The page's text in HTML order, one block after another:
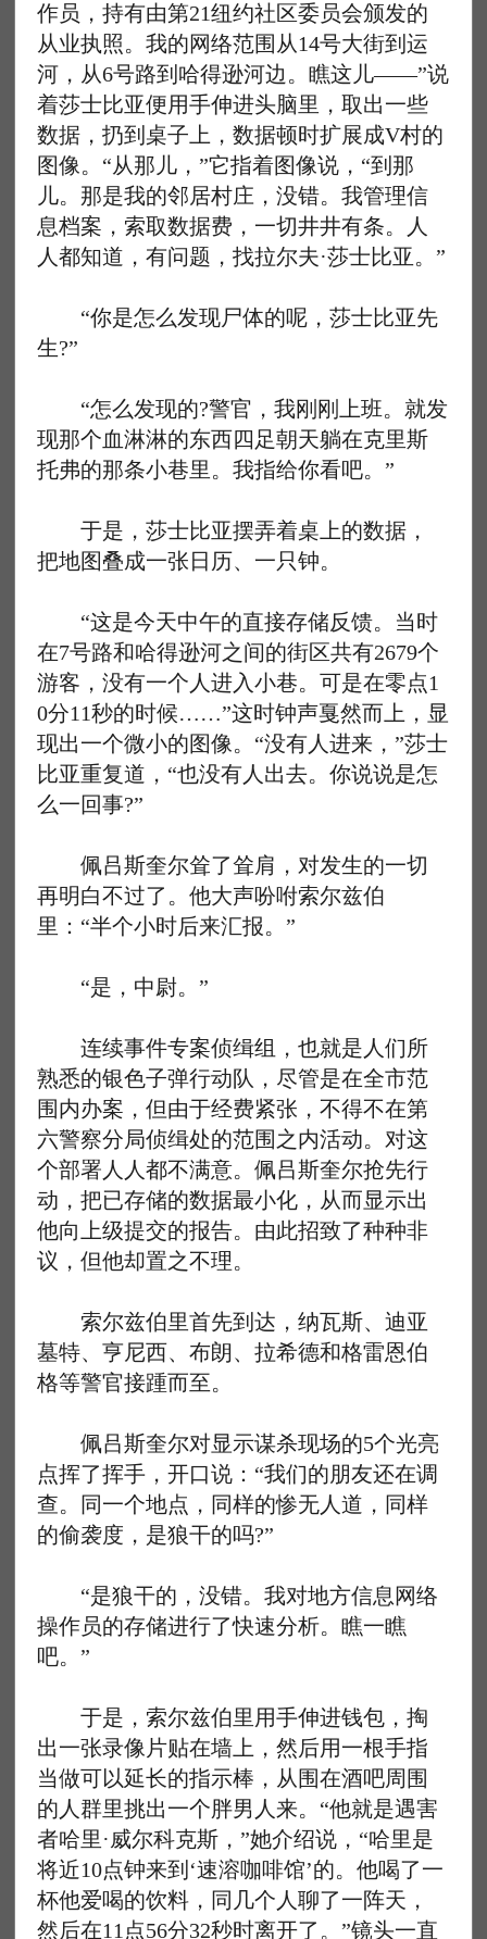
作员，持有由第21纽约社区委员会颁发的
从业执照。我的网络范围从14号大街到运
河，从6号路到哈得逊河边。瞧这儿——”说
着莎士比亚便用手伸进头脑里，取出一些
数据，扔到桌子上，数据顿时扩展成V村的
图像。“从那儿，”它指着图像说，“到那
儿。那是我的邻居村庄，没错。我管理信
息档案，索取数据费，一切井井有条。人
人都知道，有问题，找拉尔夫·莎士比亚。”
“你是怎么发现尸体的呢，莎士比亚先
生?”
“怎么发现的?警官，我刚刚上班。就发
现那个血淋淋的东西四足朝天躺在克里斯
托弗的那条小巷里。我指给你看吧。”
于是，莎士比亚摆弄着桌上的数据，
把地图叠成一张日历、一只钟。
“这是今天中午的直接存储反馈。当时
在7号路和哈得逊河之间的街区共有2679个
游客，没有一个人进入小巷。可是在零点1
0分11秒的时候……”这时钟声戛然而上，显
现出一个微小的图像。“没有人进来，”莎士
比亚重复道，“也没有人出去。你说说是怎
么一回事?”
佩吕斯奎尔耸了耸肩，对发生的一切
再明白不过了。他大声吩咐索尔兹伯
里：“半个小时后来汇报。”
“是，中尉。”
连续事件专案侦缉组，也就是人们所
熟悉的银色子弹行动队，尽管是在全市范
围内办案，但由于经费紧张，不得不在第
六警察分局侦缉处的范围之内活动。对这
个部署人人都不满意。佩吕斯奎尔抢先行
动，把已存储的数据最小化，从而显示出
他向上级提交的报告。由此招致了种种非
议，但他却置之不理。
索尔兹伯里首先到达，纳瓦斯、迪亚
墓特、亨尼西、布朗、拉希德和格雷恩伯
格等警官接踵而至。
佩吕斯奎尔对显示谋杀现场的5个光亮
点挥了挥手，开口说：“我们的朋友还在调
查。同一个地点，同样的惨无人道，同样
的偷袭度，是狼干的吗?”
“是狼干的，没错。我对地方信息网络
操作员的存储进行了快速分析。瞧一瞧
吧。”
于是，索尔兹伯里用手伸进钱包，掏
出一张录像片贴在墙上，然后用一根手指
当做可以延长的指示棒，从围在酒吧周围
的人群里挑出一个胖男人来。“他就是遇害
者哈里·威尔科克斯，”她介绍说，“哈里是
将近10点钟来到‘速溶咖啡馆’的。他喝了一
杯他爱喝的饮料，同几个人聊了一阵天，
然后在11点56分32秒时离开了。”镜头一直